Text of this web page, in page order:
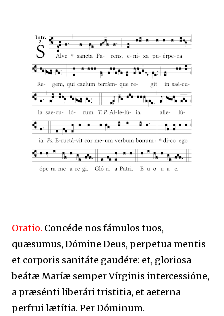
Oratio. Concéde nos fámulos tuos,
quæsumus, Dómine Deus, perpetua mentis
et corporis sanitáte gaudére: et, gloriosa
beátæ Maríæ semper Vírginis intercessióne,
a præsénti liberári tristitia, et aeterna
perfrui lætítia. Per Dóminum.